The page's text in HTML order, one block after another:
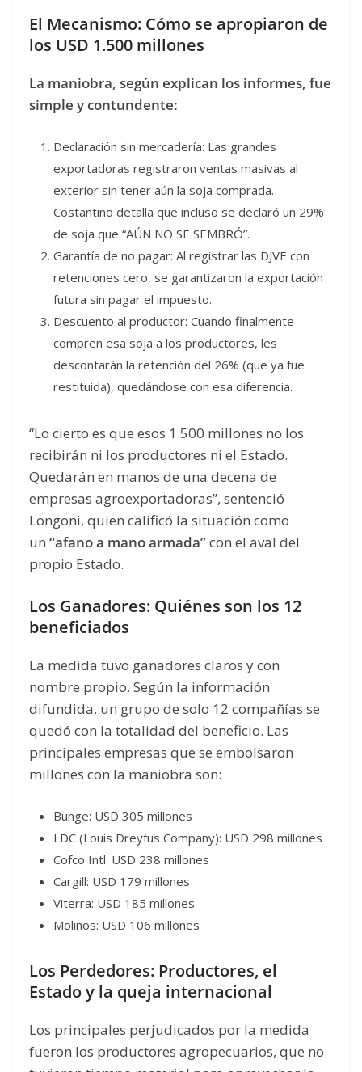
El Mecanismo: Cómo se apropiaron de
los USD 1.500 millones
La maniobra, según explican los informes, fue
simple y contundente:
Declaración sin mercadería: Las grandes
exportadoras registraron ventas masivas al
exterior sin tener aún la soja comprada.
Costantino detalla que incluso se declaró un 29%
de soja que “AÚN NO SE SEMBRÓ”.
Garantía de no pagar: Al registrar las DJVE con
retenciones cero, se garantizaron la exportación
futura sin pagar el impuesto.
Descuento al productor: Cuando finalmente
compren esa soja a los productores, les
descontarán la retención del 26% (que ya fue
restituida), quedándose con esa diferencia.
“Lo cierto es que esos 1.500 millones no los
recibirán ni los productores ni el Estado.
Quedarán en manos de una decena de
empresas agroexportadoras”, sentenció
Longoni, quien calificó la situación como
un “afano a mano armada”con el aval del
propio Estado.
Los Ganadores: Quiénes son los 12
beneficiados
La medida tuvo ganadores claros y con
nombre propio. Según la información
difundida, un grupo de solo 12 compañías se
quedó con la totalidad del beneficio. Las
principales empresas que se embolsaron
millones con la maniobra son:
Bunge: USD 305 millones
LDC (Louis Dreyfus Company): USD 298 millones
Cofco Intl: USD 238 millones
Cargill: USD 179 millones
Viterra: USD 185 millones
Molinos: USD 106 millones
Los Perdedores: Productores, el
Estado y la queja internacional
Los principales perjudicados por la medida
fueron los productores agropecuarios, que no